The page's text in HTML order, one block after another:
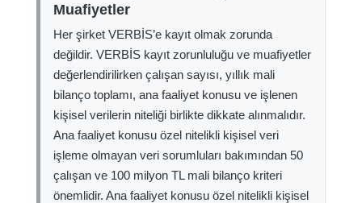
Muafiyetler
Her şirket VERBİS’e kayıt olmak zorunda
değildir. VERBİS kayıt zorunluluğu ve muafiyetler
değerlendirilirken çalışan sayısı, yıllık mali
bilanço toplamı, ana faaliyet konusu ve işlenen
kişisel verilerin niteliği birlikte dikkate alınmalıdır.
Ana faaliyet konusu özel nitelikli kişisel veri
işleme olmayan veri sorumluları bakımından 50
çalışan ve 100 milyon TL mali bilanço kriteri
önemlidir. Ana faaliyet konusu özel nitelikli kişisel